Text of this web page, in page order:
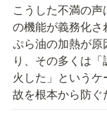
こうした不満の
の機能が義務化
ぷら油の加熱が
り、その多くは
火した」という
故を根本から防ぐ